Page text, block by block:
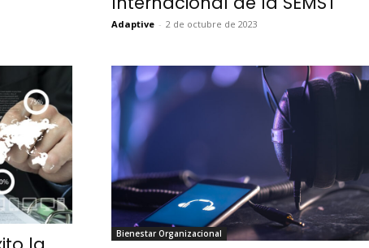
Adaptive - 2 de octubre de 2023
Bienestar Organizacional